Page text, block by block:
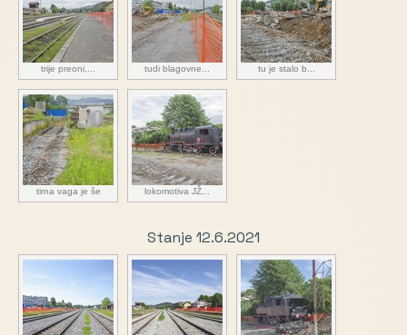
trije preoni,... tudi blagovne... tu je stalo b...
tirna vaga je še lokomotiva JŽ...
Stanje 12.6.2021